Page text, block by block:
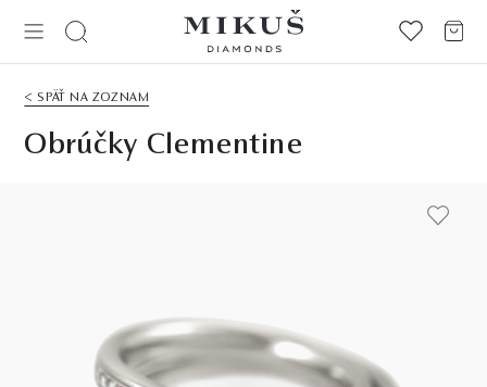
< SPÄŤ NA ZOZNAM
Obrúčky Clementine